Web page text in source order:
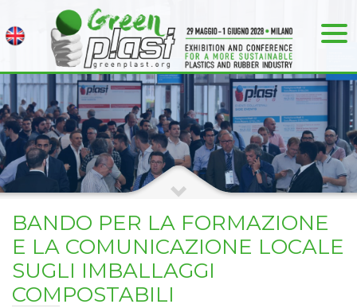
BANDO PER LA FORMAZIONE
E LA COMUNICAZIONE LOCALE
SUGLI IMBALLAGGI
COMPOSTABILI